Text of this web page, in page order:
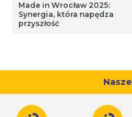
Made in Wrocław 2025:
Synergia, która napędza
przyszłość